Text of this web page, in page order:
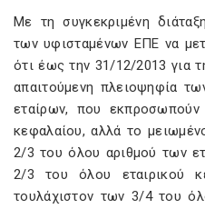
Με τη συγκεκριμένη
των υφισταμένων ΕΠΕ να
ότι έως την 31/12/2013 για
απαιτούμενη πλειοψηφία
εταίρων, που
κεφαλαίου, αλλά το
2/3 του όλου αριθμού των
2/3 του όλου εταιρικού
τουλάχιστον των 3/4 του